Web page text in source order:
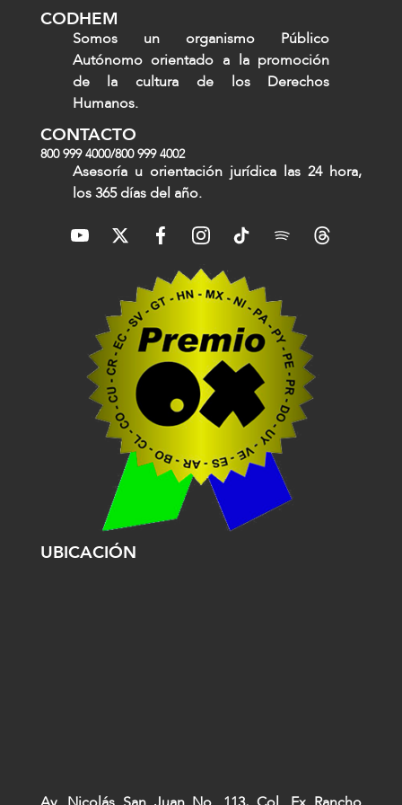
CODHEM
Somos un organismo Público
Autónomo orientado a la promoción
de la cultura de los Derechos
Humanos.
CONTACTO
800 999 4000/800 999 4002
Asesoría u orientación jurídica las 24 hora,
los 365 días del año.
UBICACIÓN